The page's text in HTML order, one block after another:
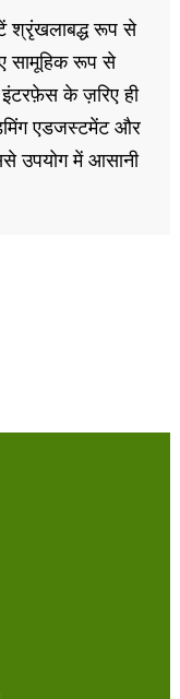
श्रृंखलाबद्ध रूप से
सामूहिक रूप से
के ज़रिए ही
एडजस्टमेंट और
उपयोग में आसानी